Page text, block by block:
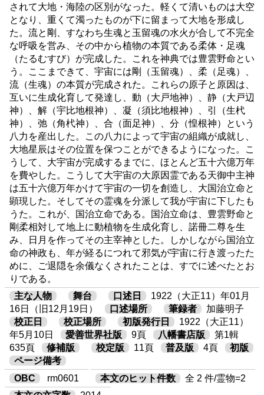
されて大地・海陸の区別がなった。軽くて清いものは大空
となり、重くて濁ったものが下に留まって大地を形成し
た。流と剛、すなわち生魂と玉留魂の水火が合して不完全
な呼吸を営み、その中から植物の本質である柔体・足魂
（たるむすび）が完成した。これを神典では豊雲野命とい
う。ここまできて、宇宙には剛（玉留魂）、柔（足魂）、
流（生魂）の本質が完成された。これらの原子と原因は、
互いに生成化育して発達し、動（大戸地神）、静（大戸辺
神）、解（宇比地根神）、凝（須比地根神）、引（生杙
神）、弛（角杙神）、合（面足神）、分（惶根神）という
八力を産出した。この八力によって宇宙の組織が成就し、
大地星辰はその位置を保つことができるようになった。こ
うして、大宇宙が完成するまでに、ほとんど五十六億万年
を費やした。こうして大宇宙の大原因霊である天御中主神
は五十六億万年かけて宇宙の一切を創造し、大国治立命と
顕現した。そしてその霊魂を分派して我が宇宙に下したも
うた。これが、国治立命である。国治立命は、豊雲野命と
剛柔相対して地上に動植物を生成化育し、諾冊二尊を生
み、日月を作ってその主宰神とした。しかしながら国治立
命の神政も、年が経るにつれて邪気が宇宙に行き渡ったた
めに、ご退隠を余儀なくされたことは、すでに述べたとお
りである。
主な人物
舞台 口述日
1922（大正11）年01月
16日（旧12月19日）
口述場所 筆録者
加藤明子
校正日
校正場所 初版発行日
1922（大正11）
年5月10日
愛善世界社版 9頁 八幡書店版
第1輯
635頁
修補版 校定版 11頁 普及版 4頁
初版
ページ備考
OBC
rm0601 本文のヒット件数
全 2 件/霊物=2